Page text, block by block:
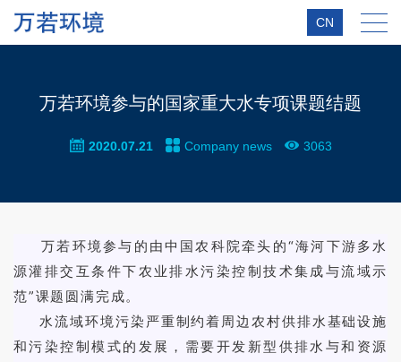
CN
万若环境参与的国家重大水专项课题结题
2020.07.21 Company news 3063
万若环境参与的由中国农科院牵头的“海河下游多水
源灌排交互条件下农业排水污染控制技术集成与流域示
范”课题圆满完成。
水流域环境污染严重制约着周边农村供排水基础设施
和污染控制模式的发展，需要开发新型供排水与和资源